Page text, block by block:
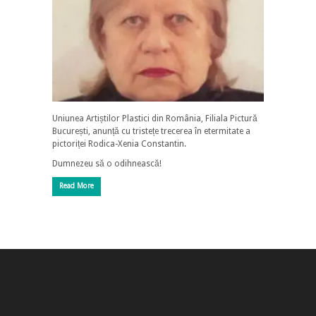
Uniunea Artiștilor Plastici din România, Filiala Pictură
București, anunță cu tristețe trecerea în etermitate a
pictoriței Rodica-Xenia Constantin.
Dumnezeu să o odihnească!
Read More